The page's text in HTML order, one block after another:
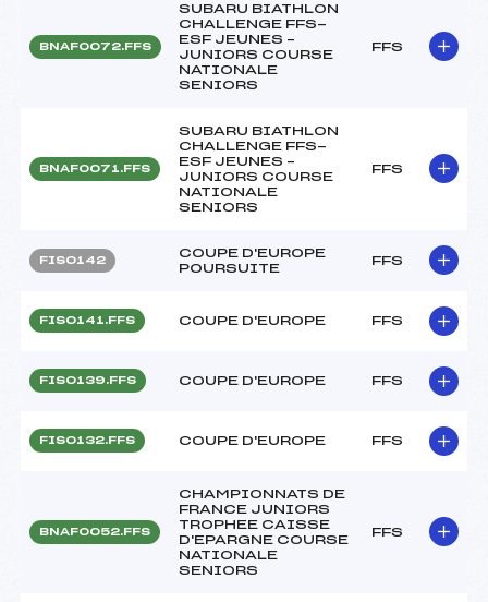
BNAF0072.FFS
SUBARU BIATHLON
CHALLENGE FFS-
ESF JEUNES –
JUNIORS COURSE
NATIONALE
SENIORS
FFS
BNAF0071.FFS
SUBARU BIATHLON
CHALLENGE FFS-
ESF JEUNES –
JUNIORS COURSE
NATIONALE
SENIORS
FFS
FIS0142
COUPE D'EUROPE
POURSUITE
FFS
FIS0141.FFS COUPE D'EUROPE FFS
FIS0139.FFS COUPE D'EUROPE FFS
FIS0132.FFS COUPE D'EUROPE FFS
BNAF0052.FFS
CHAMPIONNATS DE
FRANCE JUNIORS
TROPHEE CAISSE
D'EPARGNE COURSE
NATIONALE
SENIORS
FFS